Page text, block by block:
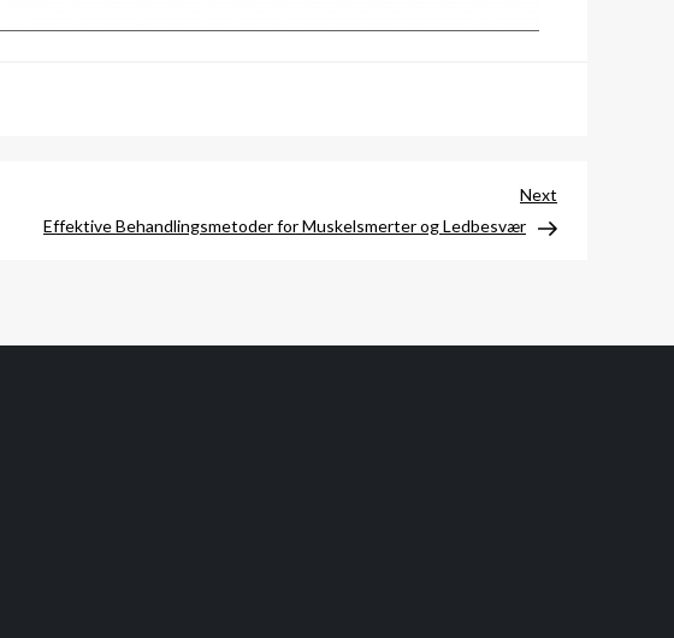
Post
Next
Effektive Behandlingsmetoder for Muskelsmerter og Ledbesvær